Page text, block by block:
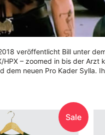
veröffentlicht Bill unter
– zoomed in bis der Arzt
dem neuen Pro Kader Sylla.
Sale